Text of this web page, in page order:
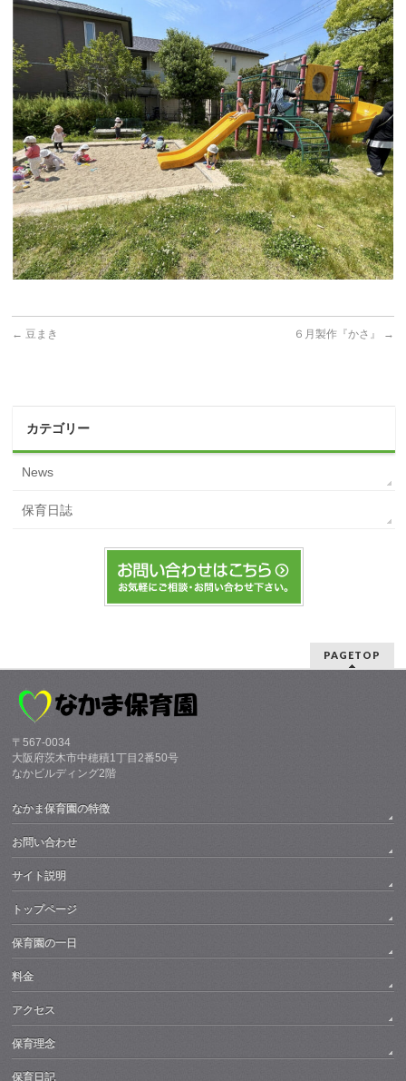
← 豆まき ６月製作『かさ』 →
カテゴリー
News
保育日誌
PAGETOP
〒567-0034
大阪府茨木市中穂積1丁目2番50号
なかビルディング2階
なかま保育園の特徴
お問い合わせ
サイト説明
トップページ
保育園の一日
料金
アクセス
保育理念
保育日記